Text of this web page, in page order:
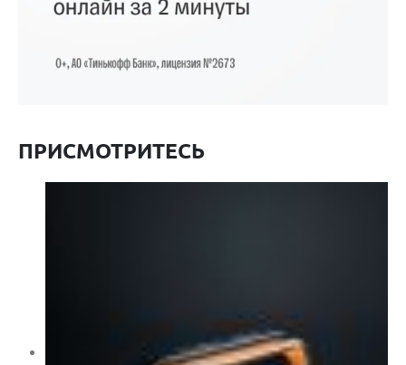
ПРИСМОТРИТЕСЬ